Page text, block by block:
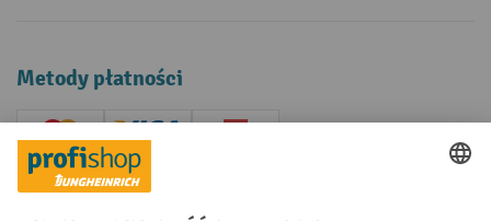
Metody płatności
Creditcard (Master)Creditcard (Visa)
Factura Przedpłata